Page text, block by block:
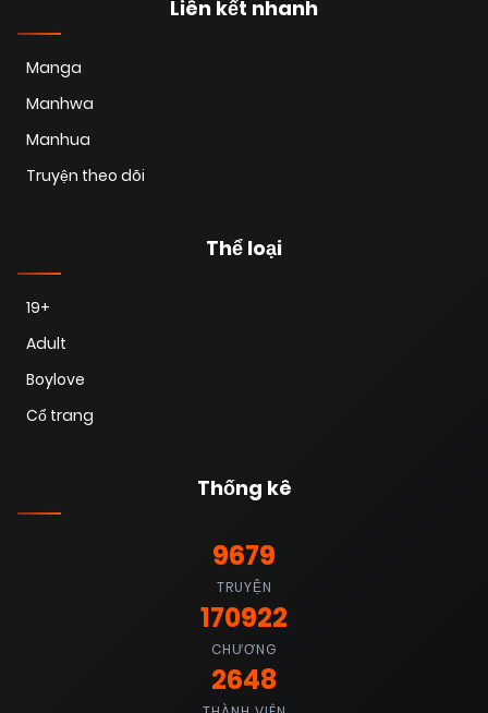
Liên kết nhanh
Manga
Manhwa
Manhua
Truyện theo dõi
Thể loại
19+
Adult
Boylove
Cổ trang
Thống kê
9679
TRUYỆN
170922
CHƯƠNG
2648